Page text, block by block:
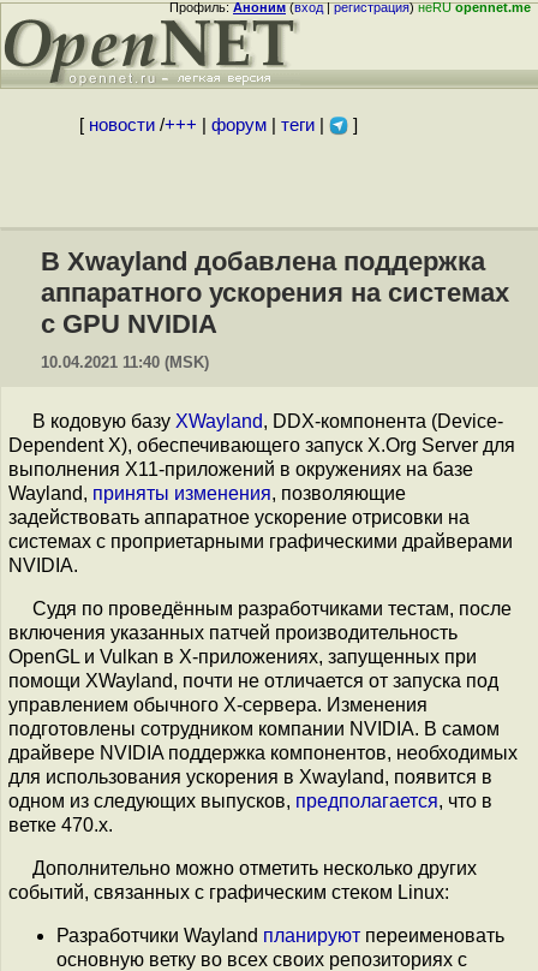
Профиль:Аноним(вход|регистрация)неRUopennet.me
[ новости/+++ форум| теги| ]
В Xwayland добавлена поддержка
аппаратного ускорения на системах
с GPU NVIDIA
10.04.2021 11:40 (MSK)
В кодовую базу XWayland, DDX-компонента (Device-
Dependent X), обеспечивающего запуск X.Org Server для
выполнения X11-приложений в окружениях на базе
Wayland, приняты изменения, позволяющие
задействовать аппаратное ускорение отрисовки на
системах с проприетарными графическими драйверами
NVIDIA.
Судя по проведённым разработчиками тестам, после
включения указанных патчей производительность
OpenGL и Vulkan в X-приложениях, запущенных при
помощи XWayland, почти не отличается от запуска под
управлением обычного X-сервера. Изменения
подготовлены сотрудником компании NVIDIA. В самом
драйвере NVIDIA поддержка компонентов, необходимых
для использования ускорения в Xwayland, появится в
одном из следующих выпусков, предполагается, что в
ветке 470.x.
Дополнительно можно отметить несколько других
событий, связанных с графическим стеком Linux:
Разработчики Wayland планируют переименовать
основную ветку во всех своих репозиториях с